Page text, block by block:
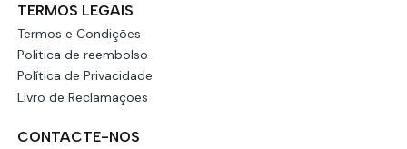
TERMOS LEGAIS
Termos e Condições
Politica de reembolso
Política de Privacidade
Livro de Reclamações
CONTACTE-NOS